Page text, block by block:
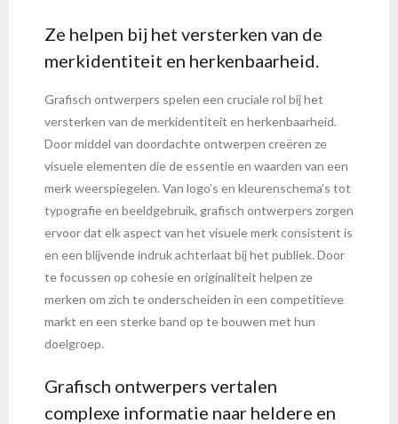
Ze helpen bij het versterken van de
merkidentiteit en herkenbaarheid.
Grafisch ontwerpers spelen een cruciale rol bij het
versterken van de merkidentiteit en herkenbaarheid.
Door middel van doordachte ontwerpen creëren ze
visuele elementen die de essentie en waarden van een
merk weerspiegelen. Van logo’s en kleurenschema’s tot
typografie en beeldgebruik, grafisch ontwerpers zorgen
ervoor dat elk aspect van het visuele merk consistent is
en een blijvende indruk achterlaat bij het publiek. Door
te focussen op cohesie en originaliteit helpen ze
merken om zich te onderscheiden in een competitieve
markt en een sterke band op te bouwen met hun
doelgroep.
Grafisch ontwerpers vertalen
complexe informatie naar heldere en